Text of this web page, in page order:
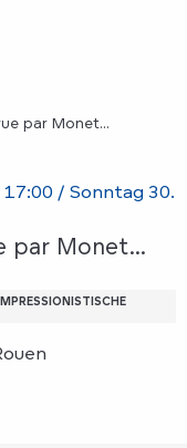
par Monet...
/ Sonntag 30.
par Monet...